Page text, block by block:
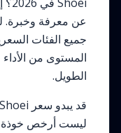
عن معرفة وخبرة.
جميع الفئات
المستوى من
الطويل.
ليست أرخص خوذة